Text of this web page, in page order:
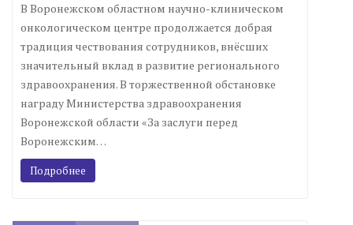
В Воронежском областном научно-клиническом
онкологическом центре продолжается добрая
традиция чествования сотрудников, внёсших
значительный вклад в развитие регионального
здравоохранения. В торжественной обстановке
награду Министерства здравоохранения
Воронежской области «За заслуги перед
Воронежским…
Подробнее